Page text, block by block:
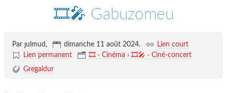
🎞️🎤 Gabuzomeu
Par ȷulmud, dimanche 11 août 2024.
Lien court
Lien permanent
🎞️ · Cinéma › 🎞️🎤 · Ciné-concert
Gregaldur